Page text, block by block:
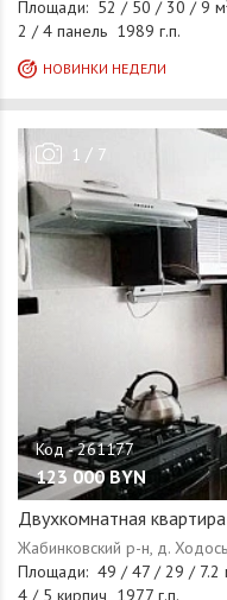
1 / 7
123 000 BYN
Двухкомнатная квартира